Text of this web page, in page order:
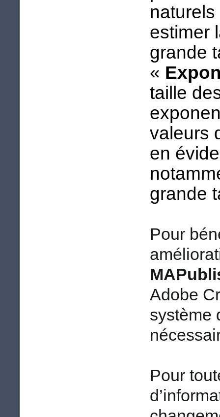
estimer
grande
«
taille
valeurs
en
grande
Pour
Adobe
système
Pour